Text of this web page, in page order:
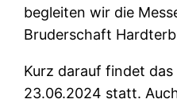
begleiten wir die
Bruderschaft
Kurz darauf findet
23.06.2024 statt.